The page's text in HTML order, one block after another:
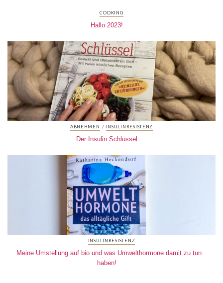
COOKING
Hallo 2023!
ABNEHMEN / INSULINRESISTENZ
Der Insulin Schlüssel
INSULINRESISTENZ
Meine Umstellung auf bio und was Umwelthormone damit zu tun
haben!